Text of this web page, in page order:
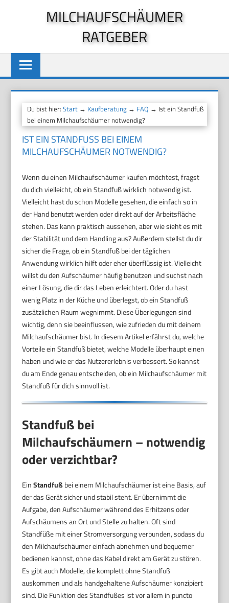
MILCHAUFSCHÄUMER
RATGEBER
Du bist hier:Start → Kaufberatung → FAQ → Ist ein Standfuß
bei einem Milchaufschäumer notwendig?
IST EIN STANDFUSS BEI EINEM M
ILCHAUFSCHÄUMER NOTWENDIG?
Wenn du einen Milchaufschäumer kaufen möchtest, fragst
du dich vielleicht, ob ein Standfuß wirklich notwendig ist.
Vielleicht hast du schon Modelle gesehen, die einfach so in
der Hand benutzt werden oder direkt auf der Arbeitsfläche
stehen. Das kann praktisch aussehen, aber wie sieht es mit
der Stabilität und dem Handling aus? Außerdem stellst du dir
sicher die Frage, ob ein Standfuß bei der täglichen
Anwendung wirklich hilft oder eher überflüssig ist. Vielleicht
willst du den Aufschäumer häufig benutzen und suchst nach
einer Lösung, die dir das Leben erleichtert. Oder du hast
wenig Platz in der Küche und überlegst, ob ein Standfuß
zusätzlichen Raum wegnimmt. Diese Überlegungen sind
wichtig, denn sie beeinflussen, wie zufrieden du mit deinem
Milchaufschäumer bist. In diesem Artikel erfährst du, welche
Vorteile ein Standfuß bietet, welche Modelle überhaupt einen
haben und wie er das Nutzererlebnis verbessert. So kannst
du am Ende genau entscheiden, ob ein Milchaufschäumer mit
Standfuß für dich sinnvoll ist.
Standfuß bei
Milchaufschäumern – notwendig
oder verzichtbar?
EinStandfußbei einem Milchaufschäumer ist eine Basis, auf
der das Gerät sicher und stabil steht. Er übernimmt die
Aufgabe, den Aufschäumer während des Erhitzens oder
Aufschäumens an Ort und Stelle zu halten. Oft sind
Standfüße mit einer Stromversorgung verbunden, sodass du
den Milchaufschäumer einfach abnehmen und bequemer
bedienen kannst, ohne das Kabel direkt am Gerät zu stören.
Es gibt auch Modelle, die komplett ohne Standfuß
auskommen und als handgehaltene Aufschäumer konzipiert
sind. Die Funktion des Standfußes ist vor allem in puncto